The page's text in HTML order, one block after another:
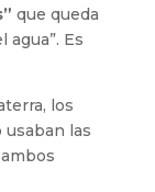
que queda
agua”. Es
los
usaban las